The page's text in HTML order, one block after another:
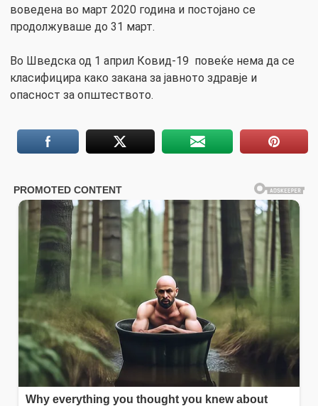
воведена во март 2020 година и постојано се
продолжуваше до 31 март.
Во Шведска од 1 април Ковид-19 повеќе нема да се
класифицира како закана за јавното здравје и
опасност за општеството.